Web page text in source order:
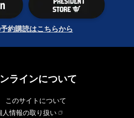
約購読はこちらから
ラインについて
このサイトについて
人情報の取り扱い